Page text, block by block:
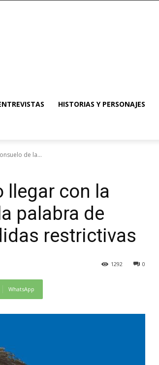
HISTORIAS Y PERSONAJES
de la...
llegar con la
palabra de
restrictivas
0
1292
WhatsApp